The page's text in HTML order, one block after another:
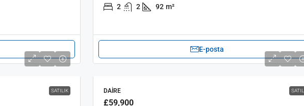
2 2 92 m²
E-posta
SATILIK DAIRE
£59,900